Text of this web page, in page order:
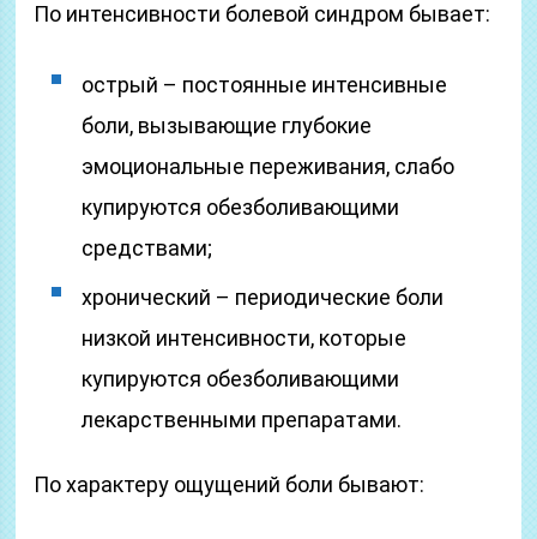
По интенсивности болевой синдром бывает:
острый – постоянные интенсивные
боли, вызывающие глубокие
эмоциональные переживания, слабо
купируются обезболивающими
средствами;
хронический – периодические боли
низкой интенсивности, которые
купируются обезболивающими
лекарственными препаратами.
По характеру ощущений боли бывают: